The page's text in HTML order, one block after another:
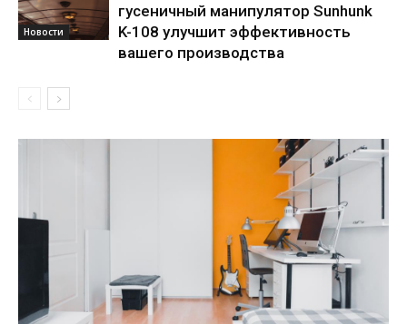
Новости
гусеничный манипулятор Sunhunk
K-108 улучшит эффективность
вашего производства